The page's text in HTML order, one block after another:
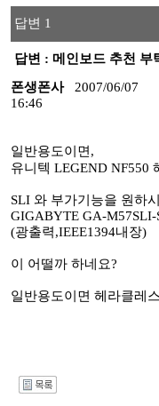
답변 1
답변 : 메인보드 추천 부
폰생폰사
2007/06/07
16:46
일반용도이면,
유니텍 LEGEND NF550
SLI 와 부가기능을 원하
GIGABYTE GA-M57SLI-
(광출력,IEEE1394내장)
이 어떨까 하네요?
일반용도이면 헤라클레